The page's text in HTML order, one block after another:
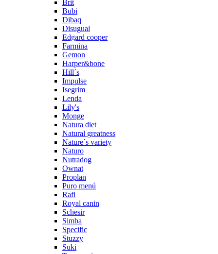
Brit
Bubi
Dibaq
Disugual
Edgard cooper
Farmina
Gemon
Harper&bone
Hill´s
Impulse
Isegrim
Lenda
Lily's
Monge
Natura diet
Natural greatness
Nature´s variety
Naturo
Nutradog
Ownat
Proplan
Puro menú
Rafi
Royal canin
Schesir
Simba
Specific
Stuzzy
Suki